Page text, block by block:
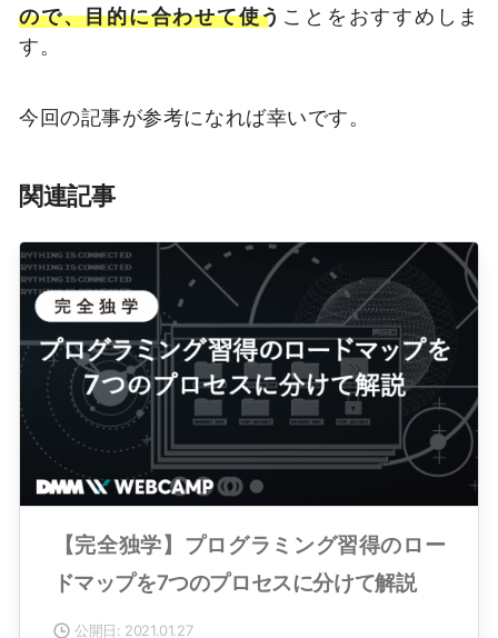
ので、目的に合わせて使う ことをおすすめしま
す。
今回の記事が参考になれば幸いです。
関連記事
【完全独学】プログラミング習得のロー
ドマップを7つのプロセスに分けて解説
公開日: 2021.01.27